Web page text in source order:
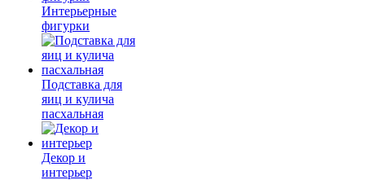
Интерьерные
фигурки
Подставка для
яиц и кулича
пасхальная
Декор и
интерьер